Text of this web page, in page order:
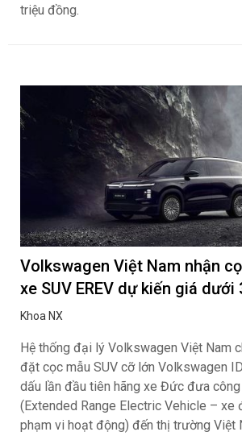
triệu đồng.
Volkswagen Việt Nam nhận
xe SUV EREV dự kiến giá dưới
Khoa NX
Hệ thống đại lý Volkswagen Việt Nam
đặt cọc mẫu SUV cỡ lớn Volkswagen
dấu lần đầu tiên hãng xe Đức đưa công
(Extended Range Electric Vehicle – xe
phạm vi hoạt động) đến thị trường Việt